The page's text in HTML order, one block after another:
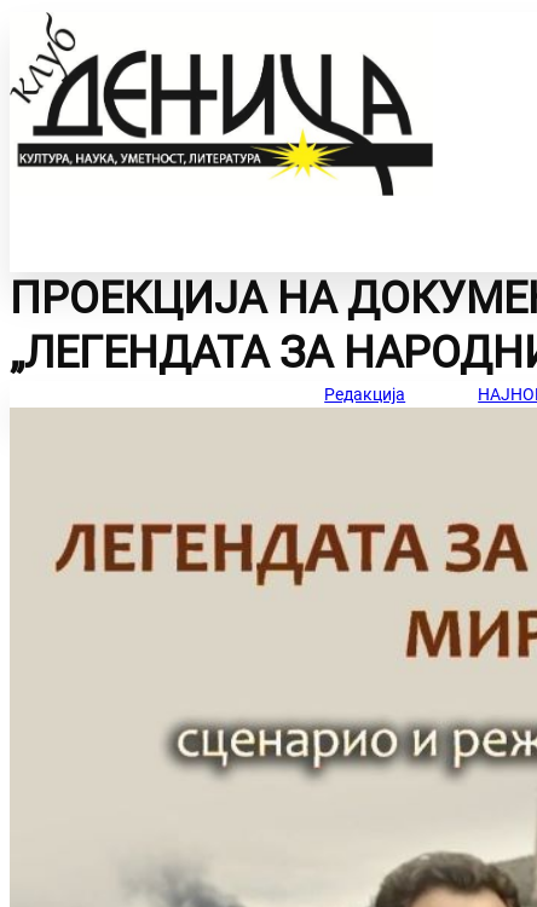
ИНТЕРВЈУА
УМЕТНОСТ СО
ЗБОР
ФОТО НА ДЕНОТ
ПРОЕКЦИЈА НА
„ЛЕГЕНДАТА ЗА
Редакција